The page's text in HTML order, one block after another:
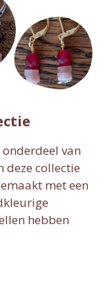
van
deze collectie
met een
hebben